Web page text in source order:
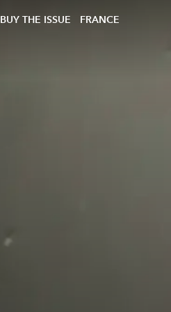
BUY THE ISSUE FRANCE